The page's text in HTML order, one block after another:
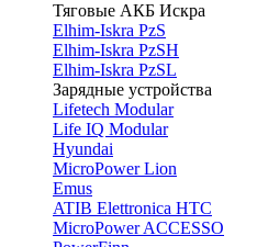
Тяговые АКБ Искра
Elhim-Iskra PzS
Elhim-Iskra PzSH
Elhim-Iskra PzSL
Зарядные устройства
Lifetech Modular
Life IQ Modular
Hyundai
MicroPower Lion
Emus
ATIB Elettronica HTC
MicroPower ACCESSO